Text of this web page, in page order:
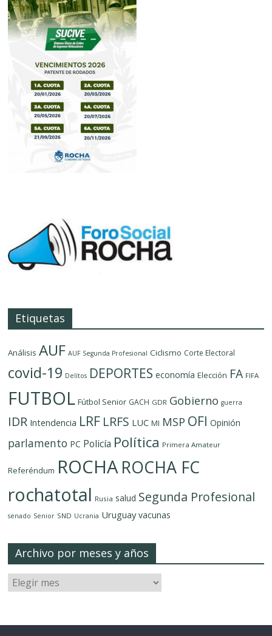
Etiquetas
Análisis AUF AUF Segunda Profesional Ciclismo Corte Electoral
covid-19 Delítos DEPORTES economía Elección FA FIFA
FUTBOL Fútbol Senior GACH GDR Gobierno guerra
IDR Intendencia LRF LRFS LUC MI MSP OFI Opinión
parlamento PC Policía Política Primera Amateur
Referéndum ROCHAROCHA FC
rochatotal Rusia salud Segunda Profesional
senado Senior SND Ucrania Uruguay vacunas
Archivo por meses y años